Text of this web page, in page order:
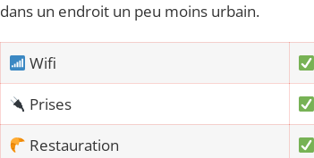
dans un endroit un peu moins urbain.
Wifi
Prises
Restauration